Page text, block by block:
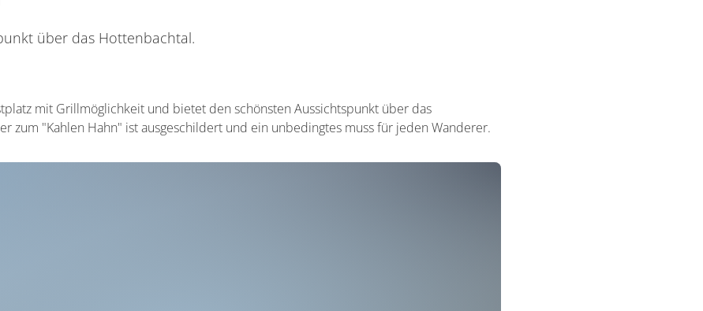
über das Hottenbachtal.
mit Grillmöglichkeit und bietet den schönsten Aussichtspunkt über das
zum "Kahlen Hahn" ist ausgeschildert und ein unbedingtes muss für jeden Wanderer.